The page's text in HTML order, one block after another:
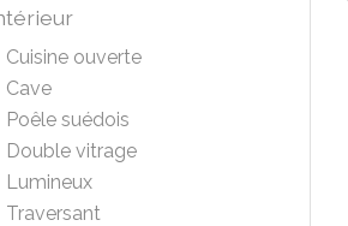
Cuisine ouverte
Cave
Poêle suédois
Double vitrage
Lumineux
Traversant